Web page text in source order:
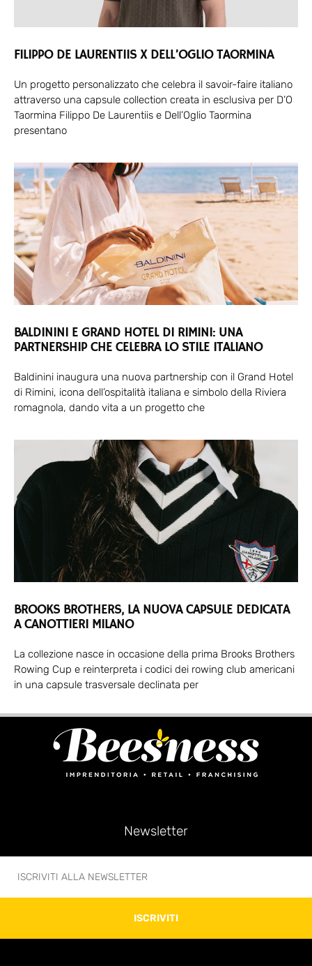
FILIPPO DE LAURENTIIS X DELL’OGLIO TAORMINA
Un progetto personalizzato che celebra il savoir-faire italiano
attraverso una capsule collection creata in esclusiva per D’O
Taormina Filippo De Laurentiis e Dell’Oglio Taormina
presentano
BALDININI E GRAND HOTEL DI RIMINI: UNA
PARTNERSHIP CHE CELEBRA LO STILE ITALIANO
Baldinini inaugura una nuova partnership con il Grand Hotel
di Rimini, icona dell’ospitalità italiana e simbolo della Riviera
romagnola, dando vita a un progetto che
BROOKS BROTHERS, LA NUOVA CAPSULE DEDICATA
A CANOTTIERI MILANO
La collezione nasce in occasione della prima Brooks Brothers
Rowing Cup e reinterpreta i codici dei rowing club americani
in una capsule trasversale declinata per
Newsletter
ISCRIVITI